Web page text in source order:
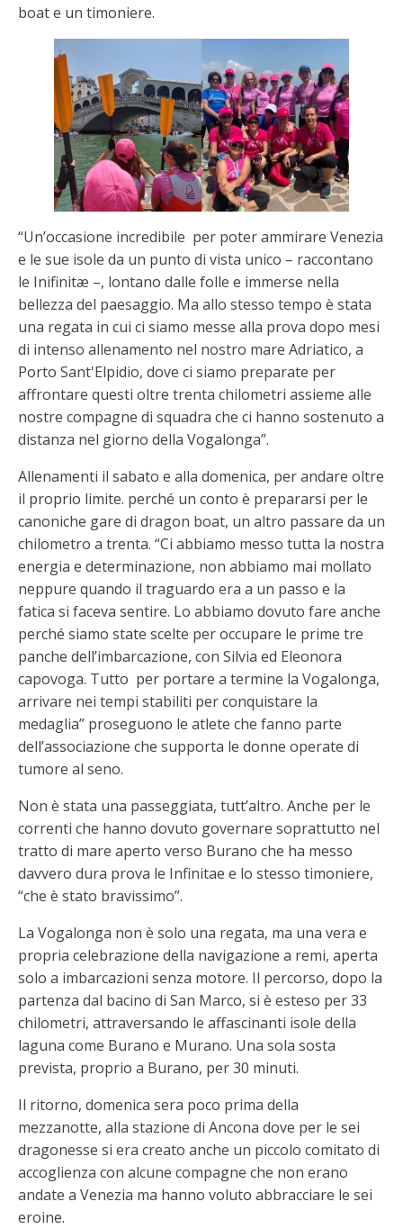
boat e un timoniere.
“Un’occasione incredibile per poter ammirare Venezia
e le sue isole da un punto di vista unico – raccontano
le Inifinitæ –, lontano dalle folle e immerse nella
bellezza del paesaggio. Ma allo stesso tempo è stata
una regata in cui ci siamo messe alla prova dopo mesi
di intenso allenamento nel nostro mare Adriatico, a
Porto Sant'Elpidio, dove ci siamo preparate per
affrontare questi oltre trenta chilometri assieme alle
nostre compagne di squadra che ci hanno sostenuto a
distanza nel giorno della Vogalonga”.
Allenamenti il sabato e alla domenica, per andare oltre
il proprio limite. perché un conto è prepararsi per le
canoniche gare di dragon boat, un altro passare da un
chilometro a trenta. “Ci abbiamo messo tutta la nostra
energia e determinazione, non abbiamo mai mollato
neppure quando il traguardo era a un passo e la
fatica si faceva sentire. Lo abbiamo dovuto fare anche
perché siamo state scelte per occupare le prime tre
panche dell’imbarcazione, con Silvia ed Eleonora
capovoga. Tutto per portare a termine la Vogalonga,
arrivare nei tempi stabiliti per conquistare la
medaglia” proseguono le atlete che fanno parte
dell’associazione che supporta le donne operate di
tumore al seno.
Non è stata una passeggiata, tutt’altro. Anche per le
correnti che hanno dovuto governare soprattutto nel
tratto di mare aperto verso Burano che ha messo
davvero dura prova le Infinitae e lo stesso timoniere,
“che è stato bravissimo”.
La Vogalonga non è solo una regata, ma una vera e
propria celebrazione della navigazione a remi, aperta
solo a imbarcazioni senza motore. Il percorso, dopo la
partenza dal bacino di San Marco, si è esteso per 33
chilometri, attraversando le affascinanti isole della
laguna come Burano e Murano. Una sola sosta
prevista, proprio a Burano, per 30 minuti.
Il ritorno, domenica sera poco prima della
mezzanotte, alla stazione di Ancona dove per le sei
dragonesse si era creato anche un piccolo comitato di
accoglienza con alcune compagne che non erano
andate a Venezia ma hanno voluto abbracciare le sei
eroine.